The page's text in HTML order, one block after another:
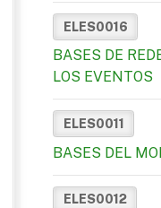
ELES0016
BASES DE
LOS EVENTOS
ELES0011
BASES DEL
ELES0012